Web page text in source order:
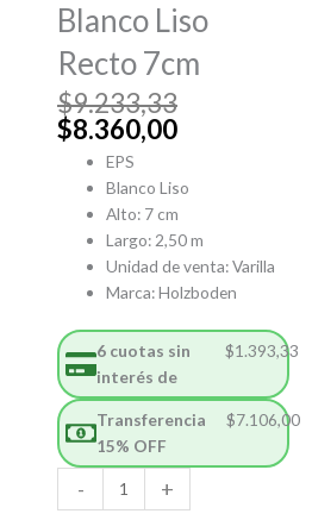
Blanco Liso
Recto 7cm
$9.233,33El
precio
era:
$9.233,33.
$8.360,00
El
precio
es:
$8.360,00.
EPS
Blanco Liso
Alto: 7 cm
Largo: 2,50 m
Unidad de venta: Varilla
Marca: Holzboden
6 cuotas sin
interés de
$1.393,33
Transferencia
15% OFF
$7.106,00
-
EPS
+